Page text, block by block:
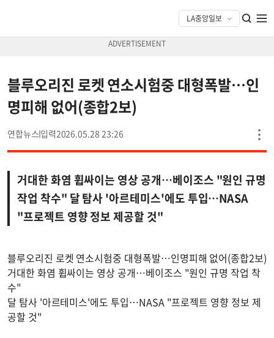
블루오리진 로켓 연소시험중 대형폭발…인
명피해 없어(종합2보)
연합뉴스 2026.05.28 23:26
거대한 화염 휩싸이는 영상 공개…베이조스 "원인 규명
작업 착수" 달 탐사 '아르테미스'에도 투입…NASA
"프로젝트 영향 정보 제공할 것"
블루오리진 로켓 연소시험중 대형폭발…인명피해 없어(종합2보)
거대한 화염 휩싸이는 영상 공개…베이조스 "원인 규명 작업 착
수"
달 탐사 '아르테미스'에도 투입…NASA "프로젝트 영향 정보 제
공할 것"